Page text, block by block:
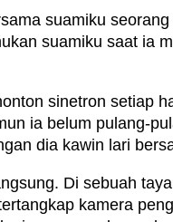
suamiku
suamiku saat ia
sinetron setiap
ia belum pulang-
dia kawin lari
Di sebuah
kamera